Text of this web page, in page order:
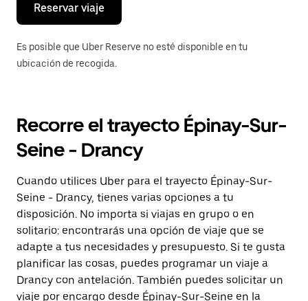
calendario.
Reservar viaje
Es posible que Uber Reserve no esté disponible en tu
ubicación de recogida.
Recorre el trayecto Épinay-Sur-
Seine - Drancy
Cuando utilices Uber para el trayecto Épinay-Sur-
Seine - Drancy, tienes varias opciones a tu
disposición. No importa si viajas en grupo o en
solitario: encontrarás una opción de viaje que se
adapte a tus necesidades y presupuesto. Si te gusta
planificar las cosas, puedes programar un viaje a
Drancy con antelación. También puedes solicitar un
viaje por encargo desde Épinay-Sur-Seine en la